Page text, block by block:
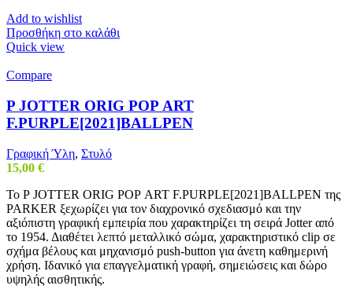
Add to wishlist
Προσθήκη στο καλάθι
Quick view
Compare
Ρ JOTTER ORIG ΡΟΡ ART
F.PURPLE[2021]BALLPEN
Γραφική Ύλη, Στυλό
15,00 €
Το Ρ JOTTER ORIG ΡΟΡ ART F.PURPLE[2021]BALLPEN της
PARKER ξεχωρίζει για τον διαχρονικό σχεδιασμό και την
αξιόπιστη γραφική εμπειρία που χαρακτηρίζει τη σειρά Jotter από
το 1954. Διαθέτει λεπτό μεταλλικό σώμα, χαρακτηριστικό clip σε
σχήμα βέλους και μηχανισμό push-button για άνετη καθημερινή
χρήση. Ιδανικό για επαγγελματική γραφή, σημειώσεις και δώρο
υψηλής αισθητικής.